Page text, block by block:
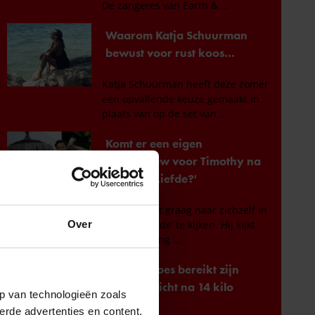
Over
van technologieën zoals
advertenties en content,